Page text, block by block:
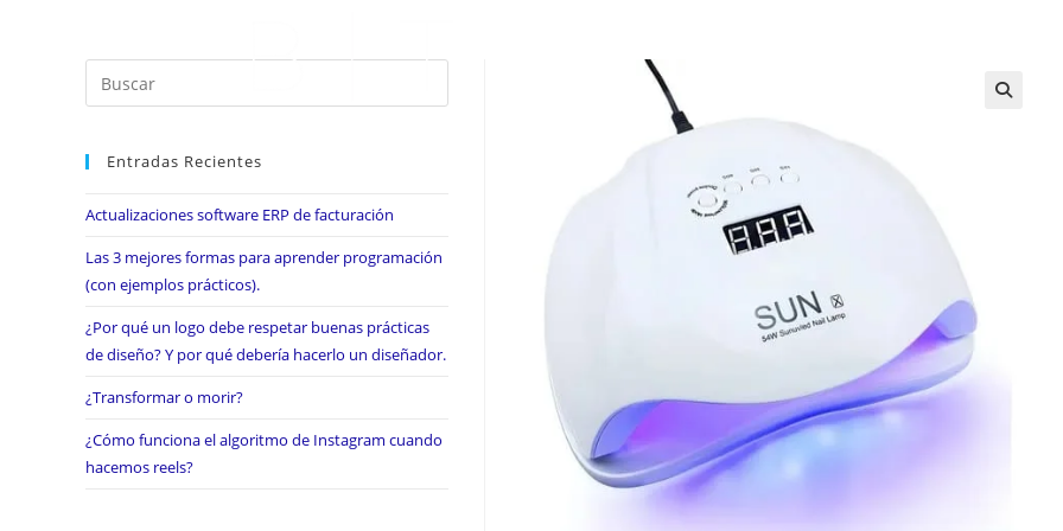
Entradas Recientes
Actualizaciones software ERP de facturación
Las 3 mejores formas para aprender programación
(con ejemplos prácticos).
¿Por qué un logo debe respetar buenas prácticas
de diseño? Y por qué debería hacerlo un diseñador.
¿Transformar o morir?
¿Cómo funciona el algoritmo de Instagram cuando
hacemos reels?